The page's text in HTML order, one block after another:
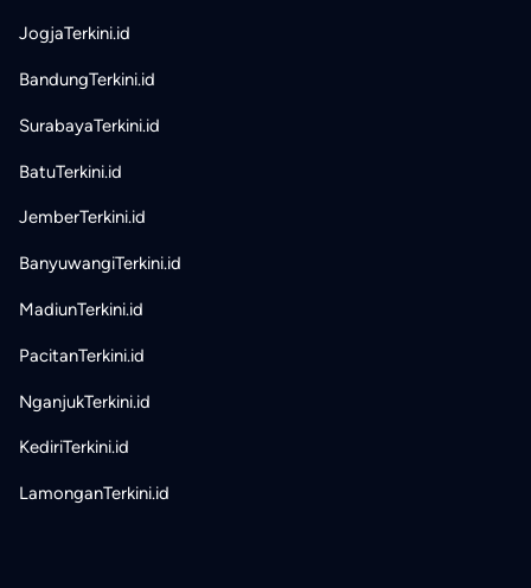
JogjaTerkini.id
BandungTerkini.id
SurabayaTerkini.id
BatuTerkini.id
JemberTerkini.id
BanyuwangiTerkini.id
MadiunTerkini.id
PacitanTerkini.id
NganjukTerkini.id
KediriTerkini.id
LamonganTerkini.id